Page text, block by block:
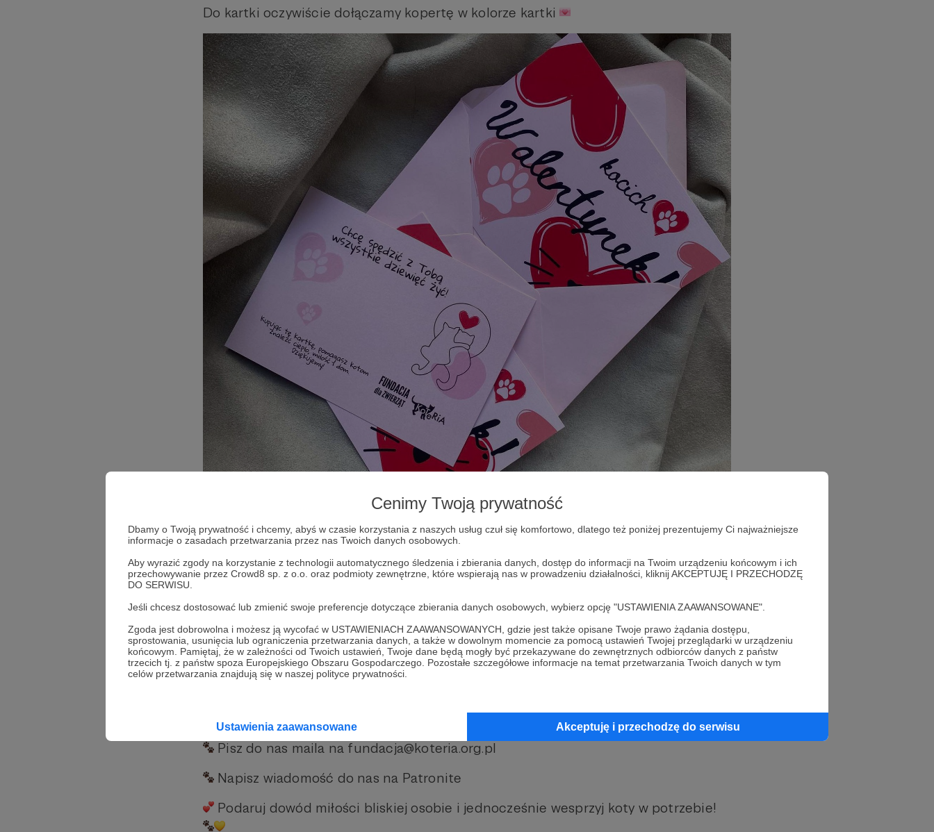
Cenimy Twoją prywatność
Dbamy o Twoją prywatność i chcemy, abyś w czasie korzystania z naszych usług czuł się komfortowo, dlatego też poniżej prezentujemy Ci najważniejsze
informacje o zasadach przetwarzania przez nas Twoich danych osobowych.
Aby wyrazić zgody na korzystanie z technologii automatycznego śledzenia i zbierania danych, dostęp do informacji na Twoim urządzeniu końcowym i ich
przechowywanie przez Crowd8 sp. z o.o. oraz podmioty zewnętrzne, które wspierają nas w prowadzeniu działalności, kliknij AKCEPTUJĘ I PRZECHODZĘ
DO SERWISU.
Jeśli chcesz dostosować lub zmienić swoje preferencje dotyczące zbierania danych osobowych, wybierz opcję "USTAWIENIA ZAAWANSOWANE".
Zgoda jest dobrowolna i możesz ją wycofać w USTAWIENIACH ZAAWANSOWANYCH, gdzie jest także opisane Twoje prawo żądania dostępu,
sprostowania, usunięcia lub ograniczenia przetwarzania danych, a także w dowolnym momencie za pomocą ustawień Twojej przeglądarki w urządzeniu
końcowym. Pamiętaj, że w zależności od Twoich ustawień, Twoje dane będą mogły być przekazywane do zewnętrznych odbiorców danych z państw
trzecich tj. z państw spoza Europejskiego Obszaru Gospodarczego. Pozostałe szczegółowe informacje na temat przetwarzania Twoich danych w tym
celów przetwarzania znajdują się w naszej polityce prywatności.
Ustawienia zaawansowane Akceptuję i przechodzę do serwisu
Do kartki oczywiście dołączamy kopertę w kolorze kartki
Cena: 20 złotych
Cały dochód przeznaczony zostanie na pomoc dla podopiecznych Fundacji dla
nowy, kochający dom
Odbiór osobisty w ośrodku przy ul. Chrzanowskiego 13 w Warszawie lub w
paczkomacie inPost (+12 zł koszt przesyłki)
Jak zamówić kartkę?
Pisz do nas maila na fundacja@koteria.org.pl
Napisz wiadomość do nas na Patronite
Podaruj dowód miłości bliskiej osobie i jednocześnie wesprzyj koty w potrzebie!